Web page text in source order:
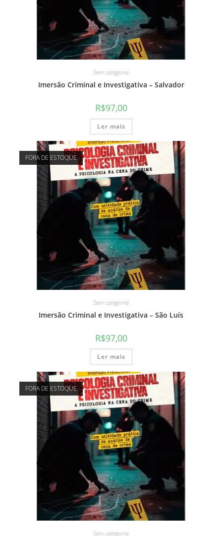
Sem categoria
Imersão Criminal e Investigativa – Salvador
R$97,00
Ler mais
FORA DE ESTOQUE
Sem categoria
Imersão Criminal e Investigativa – São Luís
R$97,00
Ler mais
FORA DE ESTOQUE
Sem categoria